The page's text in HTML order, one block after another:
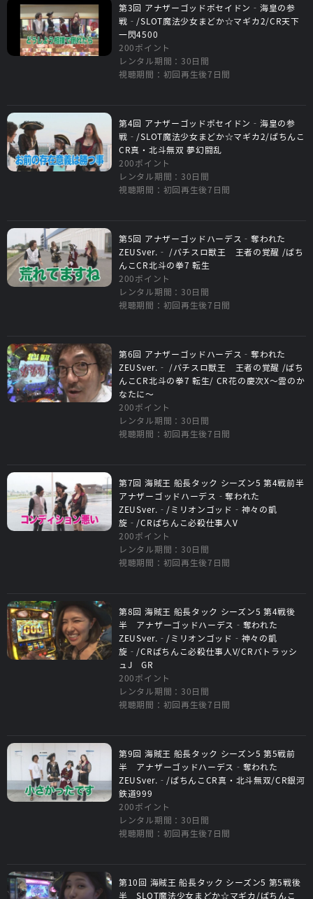
第3回 アナザーゴッドポセイドン‐海皇の参
戦‐/SLOT魔法少女まどか☆マギカ2/CR天下
一閃4500
200ポイント
レンタル期間：30日間
視聴期間：初回再生後7日間
第4回 アナザーゴッドポセイドン‐海皇の参
戦‐/SLOT魔法少女まどか☆マギカ2/ぱちんこ
CR真・北斗無双 夢幻闘乱
200ポイント
レンタル期間：30日間
視聴期間：初回再生後7日間
第5回 アナザーゴッドハーデス‐奪われた
ZEUSver.‐ /パチスロ獣王 王者の覚醒 /ぱち
んこCR北斗の拳7 転生
200ポイント
レンタル期間：30日間
視聴期間：初回再生後7日間
第6回 アナザーゴッドハーデス‐奪われた
ZEUSver.‐ /パチスロ獣王 王者の覚醒 /ぱち
んこCR北斗の拳7 転生/ CR花の慶次X～雲のか
なたに～
200ポイント
レンタル期間：30日間
視聴期間：初回再生後7日間
第7回 海賊王 船長タック シーズン5 第4戦前半
アナザーゴッドハーデス‐奪われた
ZEUSver.‐/ミリオンゴッド‐神々の凱
旋‐/CRぱちんこ必殺仕事人V
200ポイント
レンタル期間：30日間
視聴期間：初回再生後7日間
第8回 海賊王 船長タック シーズン5 第4戦後
半 アナザーゴッドハーデス‐奪われた
ZEUSver.‐/ミリオンゴッド‐神々の凱
旋‐/CRぱちんこ必殺仕事人V/CRパトラッシ
ュJ GR
200ポイント
レンタル期間：30日間
視聴期間：初回再生後7日間
第9回 海賊王 船長タック シーズン5 第5戦前
半 アナザーゴッドハーデス‐奪われた
ZEUSver.‐/ぱちんこCR真・北斗無双/CR銀河
鉄道999
200ポイント
レンタル期間：30日間
視聴期間：初回再生後7日間
第10回 海賊王 船長タック シーズン5 第5戦後
半 SLOT魔法少女まどか☆マギカ/ぱちんこ